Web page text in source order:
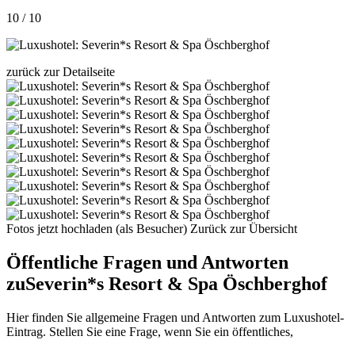
10 / 10
zurück zur Detailseite
Fotos jetzt hochladen (als Besucher) Zurück zur Übersicht
Öffentliche Fragen und Antworten
zuSeverin*s Resort & Spa Öschberghof
Hier finden Sie allgemeine Fragen und Antworten zum Luxushotel-
Eintrag. Stellen Sie eine Frage, wenn Sie ein öffentliches,